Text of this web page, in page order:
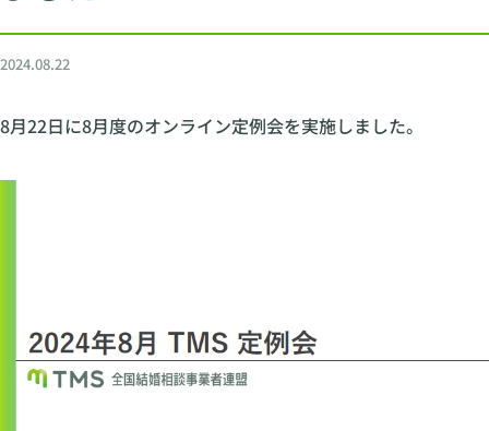
2024.08.22
8月22日に8月度のオンライン定例会を実施しました。